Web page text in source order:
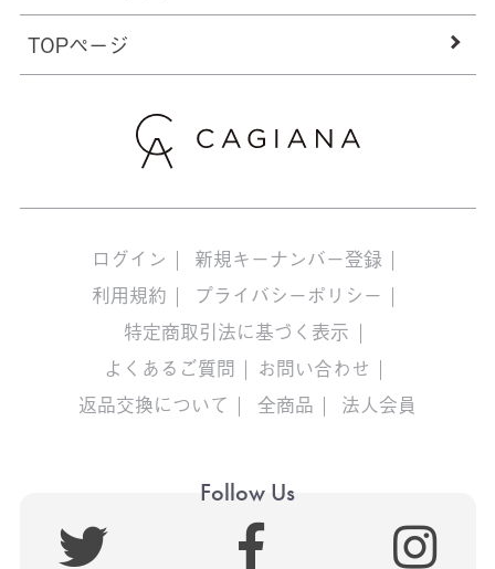
TOPページ
ログイン
新規キーナンバー登録
利用規約
プライバシーポリシー
特定商取引法に基づく表示
よくあるご質問
お問い合わせ
返品交換について
全商品 法人会員
Follow Us